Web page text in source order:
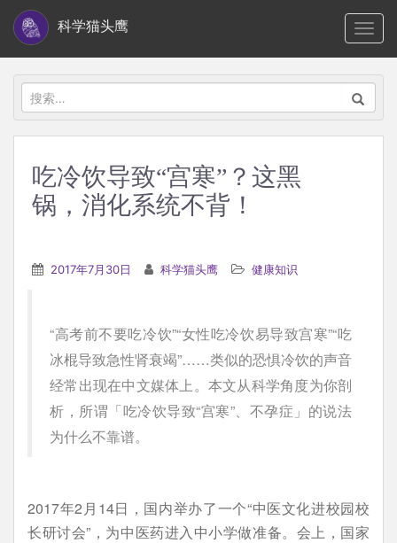
i
科学猫头鹰
搜
索：
吃冷饮导致“宫寒”？这黑
锅，消化系统不背！
2017年7月30日 科学猫头鹰 健康知识
“高考前不要吃冷饮”“女性吃冷饮易导致宫寒”“吃
冰棍导致急性肾衰竭”……类似的恐惧冷饮的声音
经常出现在中文媒体上。本文从科学角度为你剖
析，所谓「吃冷饮导致“宫寒”、不孕症」的说法
为什么不靠谱。
2017年2月14日，国内举办了一个“中医文化进校园校
长研讨会”，为中医药进入中小学做准备。会上，国家